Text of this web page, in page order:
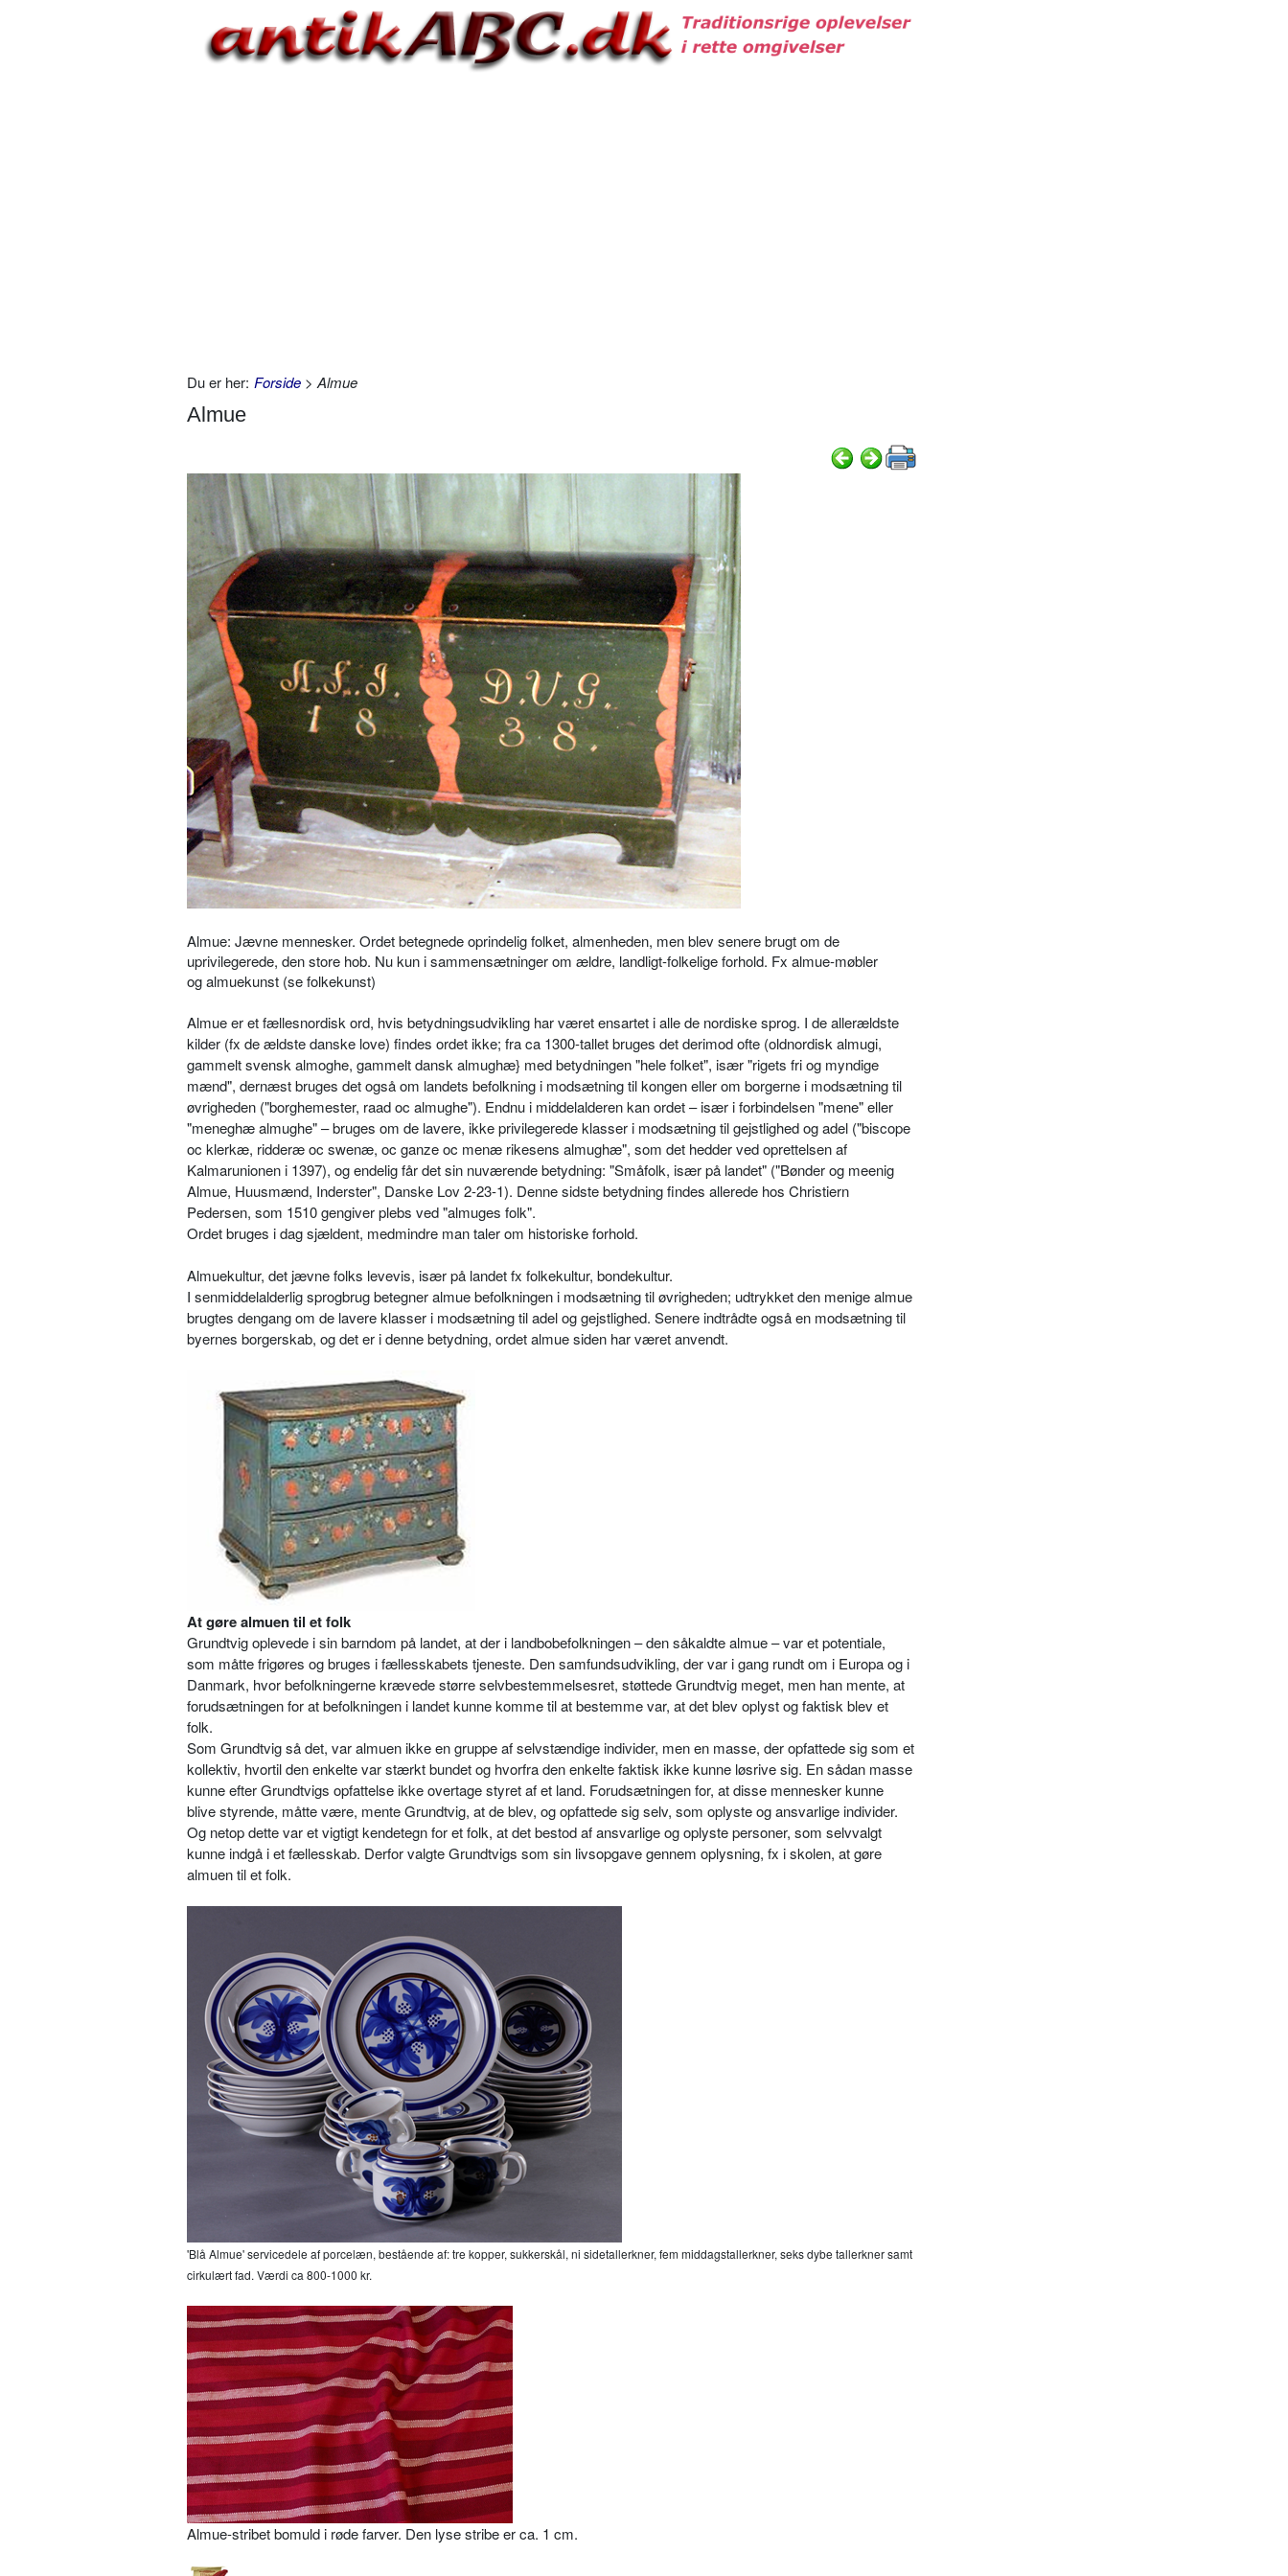
Du er her: Forside > Almue
Almue
Almue: Jævne mennesker. Ordet betegnede oprindelig folket, almenheden, men blev senere brugt om de
uprivilegerede, den store hob. Nu kun i sammensætninger om ældre, landligt-folkelige forhold. Fx almue-møbler
og almuekunst (se folkekunst)
Almue er et fællesnordisk ord, hvis betydningsudvikling har været ensartet i alle de nordiske sprog. I de allerældste
kilder (fx de ældste danske love) findes ordet ikke; fra ca 1300-tallet bruges det derimod ofte (oldnordisk almugi,
gammelt svensk almoghe, gammelt dansk almughæ} med betydningen "hele folket", især "rigets fri og myndige
mænd", dernæst bruges det også om landets befolkning i modsætning til kongen eller om borgerne i modsætning til
øvrigheden ("borghemester, raad oc almughe"). Endnu i middelalderen kan ordet – især i forbindelsen "mene" eller
"meneghæ almughe" – bruges om de lavere, ikke privilegerede klasser i modsætning til gejstlighed og adel ("biscope
oc klerkæ, ridderæ oc swenæ, oc ganze oc menæ rikesens almughæ", som det hedder ved oprettelsen af
Kalmarunionen i 1397), og endelig får det sin nuværende betydning: "Småfolk, især på landet" ("Bønder og meenig
Almue, Huusmænd, Inderster", Danske Lov 2-23-1). Denne sidste betydning findes allerede hos Christiern
Pedersen, som 1510 gengiver plebs ved "almuges folk".
Ordet bruges i dag sjældent, medmindre man taler om historiske forhold.
Almuekultur, det jævne folks levevis, især på landet fx folkekultur, bondekultur.
I senmiddelalderlig sprogbrug betegner almue befolkningen i modsætning til øvrigheden; udtrykket den menige almue
brugtes dengang om de lavere klasser i modsætning til adel og gejstlighed. Senere indtrådte også en modsætning til
byernes borgerskab, og det er i denne betydning, ordet almue siden har været anvendt.
At gøre almuen til et folk
Grundtvig oplevede i sin barndom på landet, at der i landbobefolkningen – den såkaldte almue – var et potentiale,
som måtte frigøres og bruges i fællesskabets tjeneste. Den samfundsudvikling, der var i gang rundt om i Europa og i
Danmark, hvor befolkningerne krævede større selvbestemmelsesret, støttede Grundtvig meget, men han mente, at
forudsætningen for at befolkningen i landet kunne komme til at bestemme var, at det blev oplyst og faktisk blev et
folk.
Som Grundtvig så det, var almuen ikke en gruppe af selvstændige individer, men en masse, der opfattede sig som et
kollektiv, hvortil den enkelte var stærkt bundet og hvorfra den enkelte faktisk ikke kunne løsrive sig. En sådan masse
kunne efter Grundtvigs opfattelse ikke overtage styret af et land. Forudsætningen for, at disse mennesker kunne
blive styrende, måtte være, mente Grundtvig, at de blev, og opfattede sig selv, som oplyste og ansvarlige individer.
Og netop dette var et vigtigt kendetegn for et folk, at det bestod af ansvarlige og oplyste personer, som selvvalgt
kunne indgå i et fællesskab. Derfor valgte Grundtvigs som sin livsopgave gennem oplysning, fx i skolen, at gøre
almuen til et folk.
'Blå Almue' servicedele af porcelæn, bestående af: tre kopper, sukkerskål, ni sidetallerkner, fem middagstallerkner, seks dybe tallerkner samt
cirkulært fad. Værdi ca 800-1000 kr.
Almue-stribet bomuld i røde farver. Den lyse stribe er ca. 1 cm.